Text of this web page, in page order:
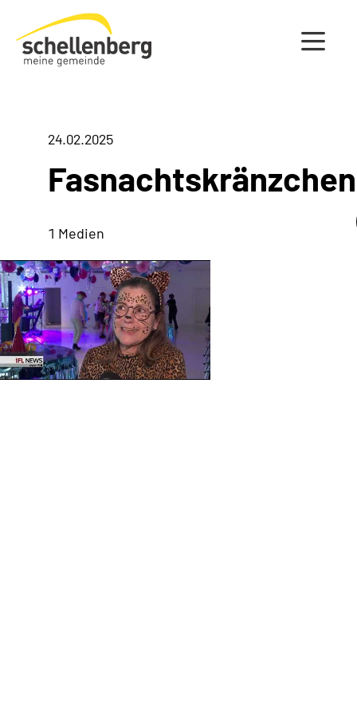
Gemeinde Schellenberg Startseite
24.02.2025
Fasnachtskränzchen
1 Medien